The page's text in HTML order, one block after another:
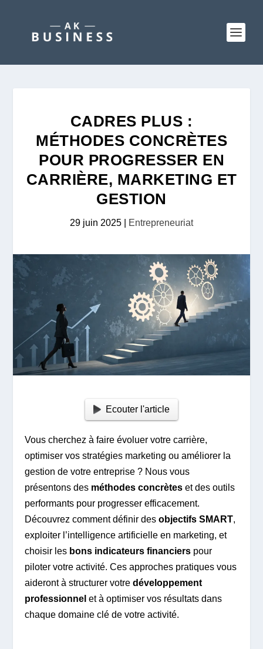
CADRES PLUS :
MÉTHODES CONCRÈTES
POUR PROGRESSER EN
CARRIÈRE, MARKETING ET
GESTION
29 juin 2025 Entrepreneuriat
Ecouter l'article
Vous cherchez à faire évoluer votre carrière,
optimiser vos stratégies marketing ou améliorer la
gestion de votre entreprise ? Nous vous
présentons des méthodes concrètes et des outils
performants pour progresser efficacement.
Découvrez comment définir desobjectifs SMART,
exploiter l’intelligence artificielle en marketing, et
choisir les bons indicateurs financiers pour
piloter votre activité. Ces approches pratiques vous
aideront à structurer votredéveloppement
professionnel et à optimiser vos résultats dans
chaque domaine clé de votre activité.